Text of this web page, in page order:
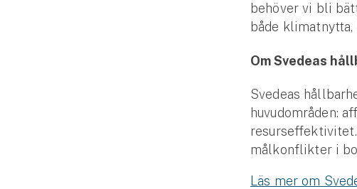
behöver vi bli
både
Om Svedeas
Svedeas
huvudområden:
målkonflikter i
Läs mer om